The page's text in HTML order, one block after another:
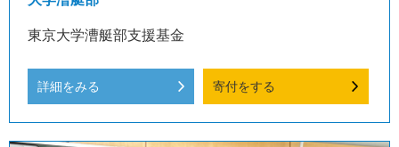
東京大学漕艇部支援基金
詳細をみる 寄付をする